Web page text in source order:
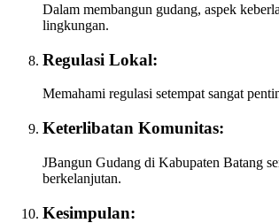
Dalam membangun gudang, aspek
lingkungan.
Regulasi Lokal:
Memahami regulasi setempat sangat
Keterlibatan Komunitas:
JBangun Gudang di Kabupaten Batang
berkelanjutan.
Kesimpulan: